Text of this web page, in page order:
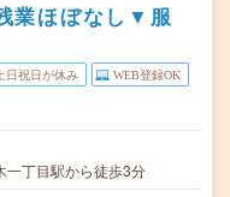
業ほぼなし▼服
日祝日が休み WEB登録OK
一丁目駅から徒歩3分